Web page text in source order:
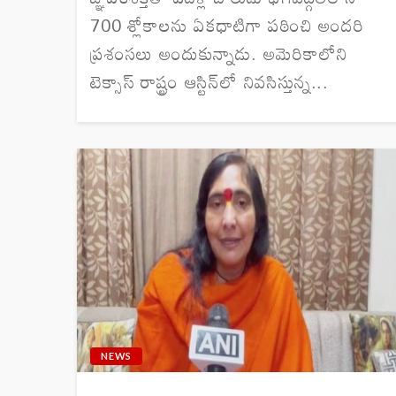
700 శ్లోకాలను ఏకధాటిగా పఠించి అందరి
ప్రశంసలు అందుకున్నాడు. అమెరికాలోని
టెక్సాస్ రాష్ట్రం ఆస్టిన్‌లో నివసిస్తున్న...
NEWS